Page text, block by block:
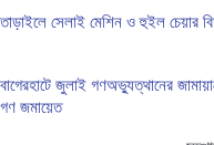
তাড়াইলে সেলাই মেশিন ও হুইল চেয়ার
বাগেরহাটে জুলাই গণঅভ্যুত্থানের
গণ জমায়েত